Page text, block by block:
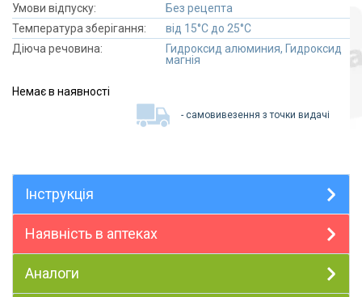
Умови відпуску:
Без рецепта
Температура зберігання:
від 15°C до 25°C
Діюча речовина:
Гидроксид алюминия, Гидроксид
магнія
Немає в наявності
- самовивезення з точки видачі
Інструкція
Наявність в аптеках
Аналоги